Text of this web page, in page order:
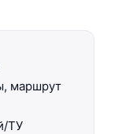
маршрут
ТУ